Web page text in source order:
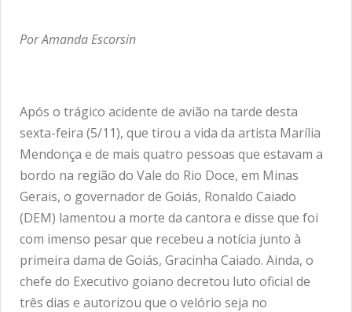
Por Amanda Escorsin
Após o trágico acidente de avião na tarde desta
sexta-feira (5/11), que tirou a vida da artista Marília
Mendonça e de mais quatro pessoas que estavam a
bordo na região do Vale do Rio Doce, em Minas
Gerais, o governador de Goiás, Ronaldo Caiado
(DEM) lamentou a morte da cantora e disse que foi
com imenso pesar que recebeu a notícia junto à
primeira dama de Goiás, Gracinha Caiado. Ainda, o
chefe do Executivo goiano decretou luto oficial de
três dias e autorizou que o velório seja no